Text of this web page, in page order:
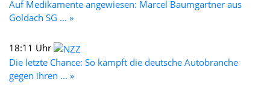
Auf Medikamente angewiesen: Marcel Baumgartner aus
Goldach SG ... »
18:11 Uhr
Die letzte Chance: So kämpft die deutsche Autobranche
gegen ihren ... »